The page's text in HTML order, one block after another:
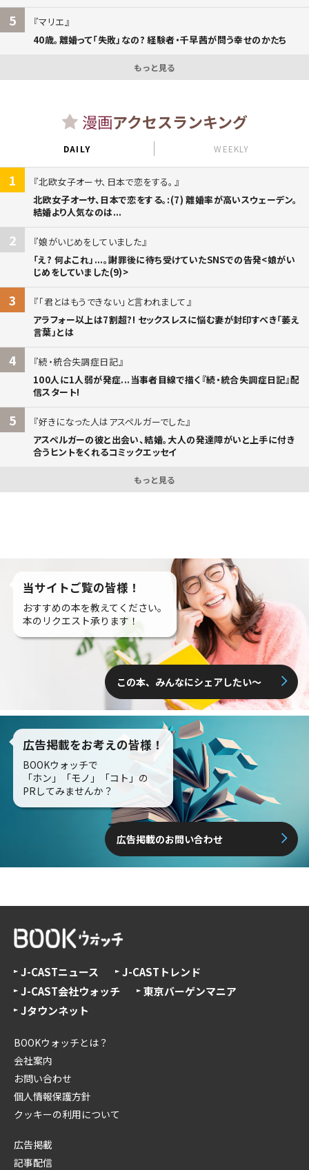
5
マリエ
40歳。離婚って「失敗」なの? 経験者・千早茜が問う幸せのかたち
もっと見る
漫画アクセスランキング
DAILY WEEKLY
1
北欧女子オーサ、日本で恋をする。
北欧女子オーサ、日本で恋をする。:(7) 離婚率が高いスウェーデン。
結婚より人気なのは...
2
娘がいじめをしていました
「え? 何よこれ」...。謝罪後に待ち受けていたSNSでの告発<娘がい
じめをしていました(9)>
3
「君とはもうできない」と言われまして
アラフォー以上は7割超?! セックスレスに悩む妻が封印すべき「萎え
言葉」とは
4
続・統合失調症日記
100人に1人弱が発症...当事者目線で描く『続・統合失調症日記』配
信スタート!
5
好きになった人はアスペルガーでした
アスペルガーの彼と出会い、結婚。大人の発達障がいと上手に付き
合うヒントをくれるコミックエッセイ
もっと見る
当サイトご覧の皆様！
おすすめの本を教えてください。
本のリクエスト承ります！
この本、みんなにシェアしたい〜
広告掲載をお考えの皆様！
BOOKウォッチで
「ホン」「モノ」「コト」の
PRしてみませんか？
広告掲載のお問い合わせ
J-CASTニュース
J-CASTトレンド
J-CAST会社ウォッチ
東京バーゲンマニア
Jタウンネット
BOOKウォッチとは？
会社案内
お問い合わせ
個人情報保護方針
クッキーの利用について
広告掲載
記事配信